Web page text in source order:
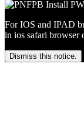
For IOS and IPAD
in ios safari browser
Dismiss this notice.